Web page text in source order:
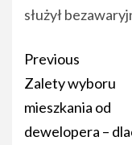
służył
Post
navigation
Previous
Zalety wyboru
mieszkania od
dewelopera –